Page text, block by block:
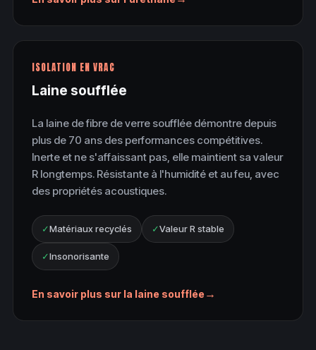
ISOLATION EN VRAC
Laine soufflée
La laine de fibre de verre soufflée démontre depuis
plus de 70 ans des performances compétitives.
Inerte et ne s'affaissant pas, elle maintient sa valeur
R longtemps. Résistante à l'humidité et au feu, avec
des propriétés acoustiques.
✓Matériaux recyclés ✓Valeur R stable
✓Insonorisante
En savoir plus sur la laine soufflée →